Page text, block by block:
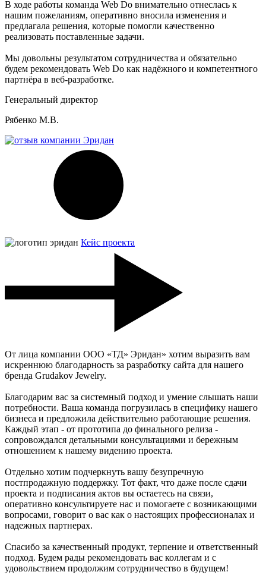
В ходе работы команда Web Do внимательно отнеслась к
нашим пожеланиям, оперативно вносила изменения и
предлагала решения, которые помогли качественно
реализовать поставленные задачи.
Мы довольны результатом сотрудничества и обязательно
будем рекомендовать Web Do как надёжного и компетентного
партнёра в веб-разработке.
Генеральный директор
Рябенко М.В.
Кейс проекта
От лица компании ООО «ТД» Эридан» хотим выразить вам
искреннюю благодарность за разработку сайта для нашего
бренда Grudakov Jewelry.
Благодарим вас за системный подход и умение слышать наши
потребности. Ваша команда погрузилась в специфику нашего
бизнеса и предложила действительно работающие решения.
Каждый этап - от прототипа до финального релиза -
сопровождался детальными консультациями и бережным
отношением к нашему видению проекта.
Отдельно хотим подчеркнуть вашу безупречную
постпродажную поддержку. Тот факт, что даже после сдачи
проекта и подписания актов вы остаетесь на связи,
оперативно консультируете нас и помогаете с возникающими
вопросами, говорит о вас как о настоящих профессионалах и
надежных партнерах.
Спасибо за качественный продукт, терпение и ответственный
подход. Будем рады рекомендовать вас коллегам и с
удовольствием продолжим сотрудничество в будущем!